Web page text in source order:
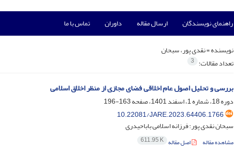
راهنمای نویسندگان ارسال مقاله داوران تماس با ما
نویسنده =نقدی پور، سبحان
تعداد مقالات: 3
بررسی و تحلیل اصول عام اخلاقی فضای مجازی از منظر اخلاق اسلامی
دوره 18، شماره 1، اسفند 1401، صفحه
163-196
10.22081/JARE.2023.64406.1766
سبحان نقدی پور؛ فرزانه اسلامی باباحیدری
مشاهده مقاله اصل مقاله 611.95 K